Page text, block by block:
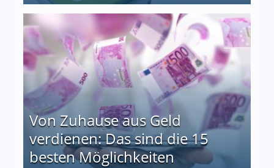
auf einen Blick
Von Zuhause aus Geld
verdienen: Das sind die 15
besten Möglichkeiten